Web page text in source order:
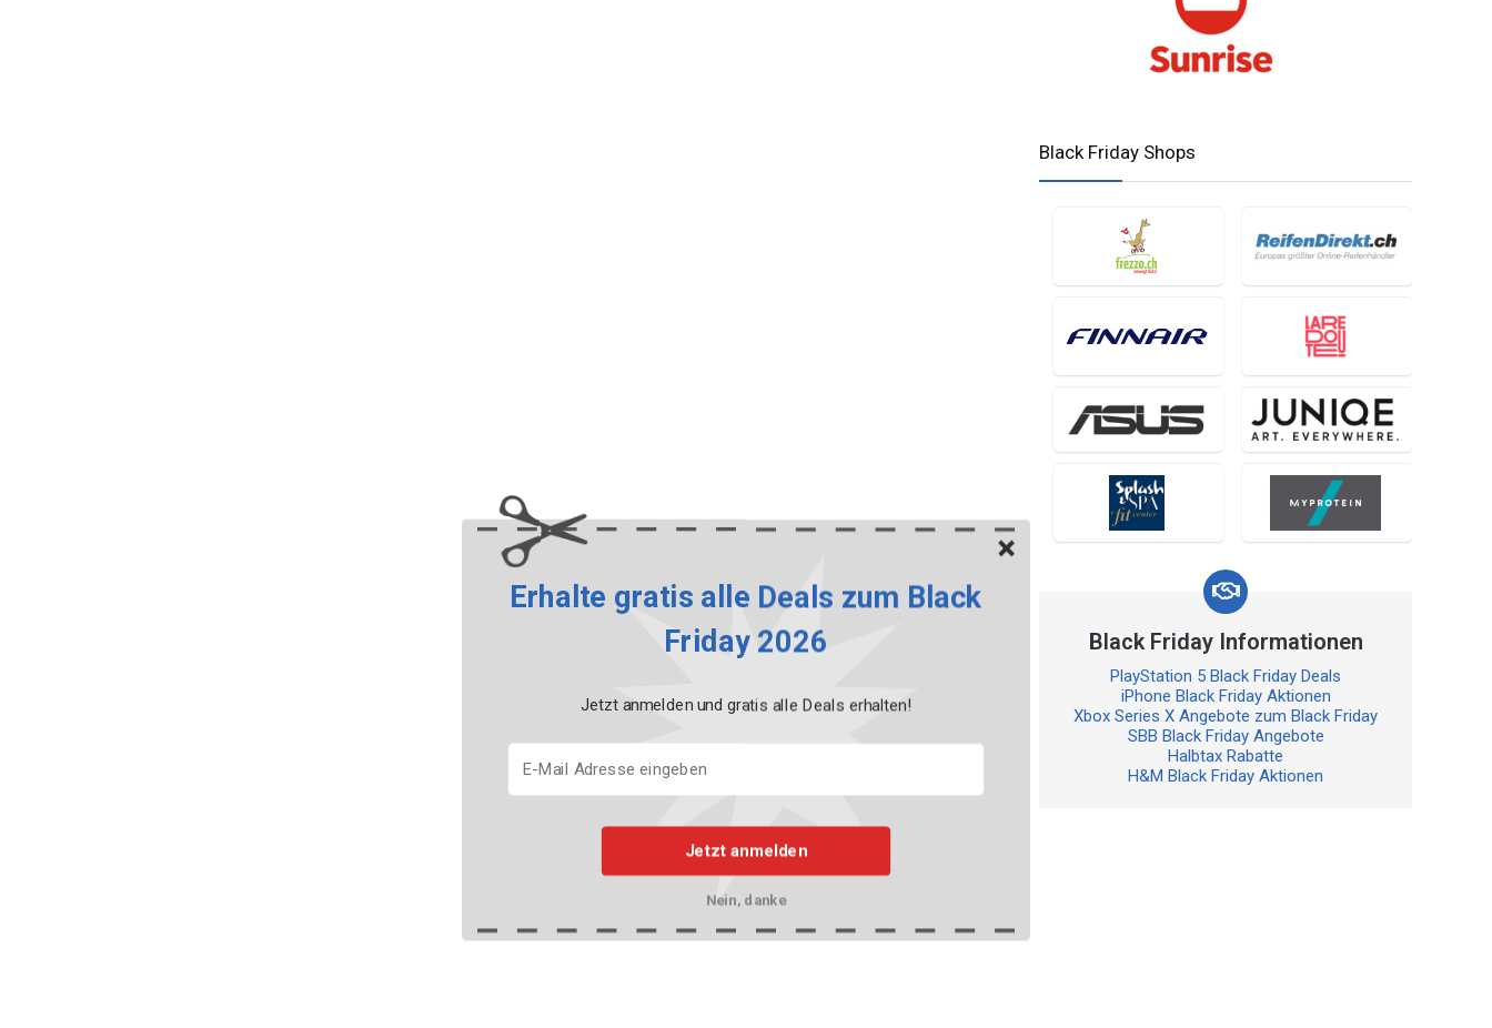
Black Friday Shops
Black Friday Informationen
PlayStation 5 Black Friday Deals
iPhone Black Friday Aktionen
Xbox Series X Angebote zum Black Friday
SBB Black Friday Angebote
Halbtax Rabatte
H&M Black Friday Aktionen
Jetzt anmelden
Erhalte gratis alle Deals zum Black
Friday 2026
Jetzt anmelden und gratis alle Deals erhalten!
Nein, danke